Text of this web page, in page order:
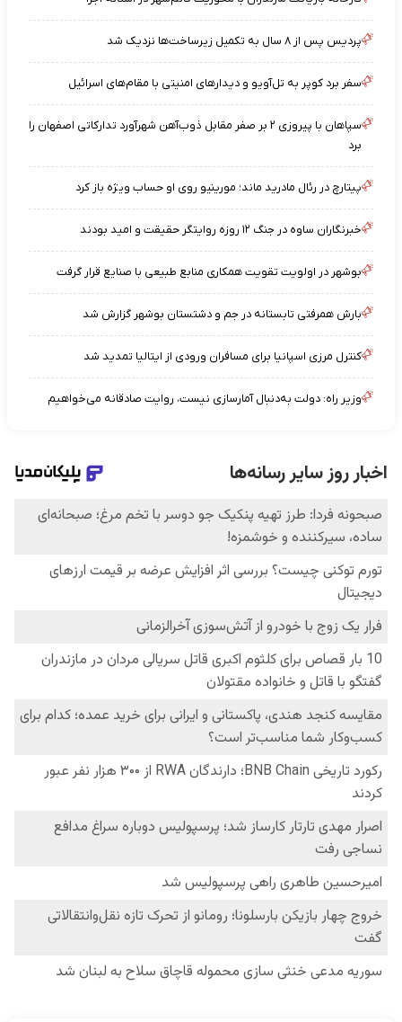
پردیس پس از ۸ سال به تکمیل زیرساخت‌ها نزدیک شد
سفر برد کوپر به تل‌آویو و دیدارهای امنیتی با مقام‌های اسرائیل
سپاهان با پیروزی ۲ بر صفر مقابل ذوب‌آهن شهرآورد تدارکاتی اصفهان را
برد
پیتارچ در رئال مادرید ماند؛ مورینیو روی او حساب ویژه باز کرد
خبرنگاران ساوه در جنگ ۱۲ روزه روایتگر حقیقت و امید بودند
بوشهر در اولویت تقویت همکاری منابع طبیعی با صنایع قرار گرفت
بارش همرفتی تابستانه در جم و دشتستان بوشهر گزارش شد
کنترل مرزی اسپانیا برای مسافران ورودی از ایتالیا تمدید شد
وزیر راه: دولت به‌دنبال آمارسازی نیست، روایت صادقانه می‌خواهیم